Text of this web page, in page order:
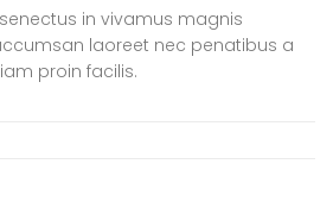
in vivamus magnis
laoreet nec penatibus a
proin facilis.